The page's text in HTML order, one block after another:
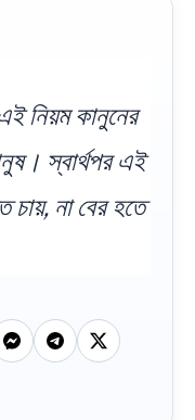
নিয়ম কানুনের
স্বার্থপর এই
চায়, না বের হতে